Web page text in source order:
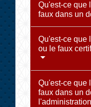
Qu'est-ce que
faux dans un
Qu'est-ce que
ou le faux
Qu'est-ce que
faux dans un